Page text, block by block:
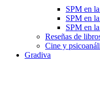
SPM en
SPM en
SPM en
Reseñas de
Cine y
Gradiva